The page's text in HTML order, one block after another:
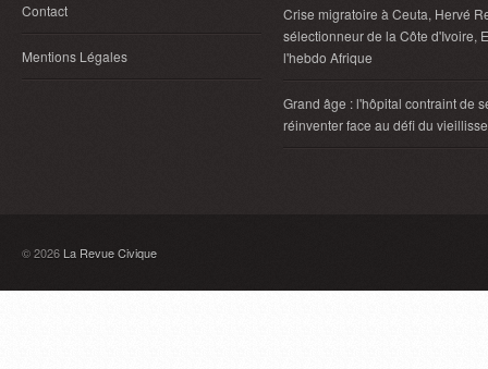
Contact
Mentions Légales
Crise migratoire à Ceuta, Hervé
sélectionneur de la Côte d'Ivoire,
l'hebdo Afrique
Grand âge : l'hôpital contraint de
réinventer face au défi du
© 2026 La Revue Civique